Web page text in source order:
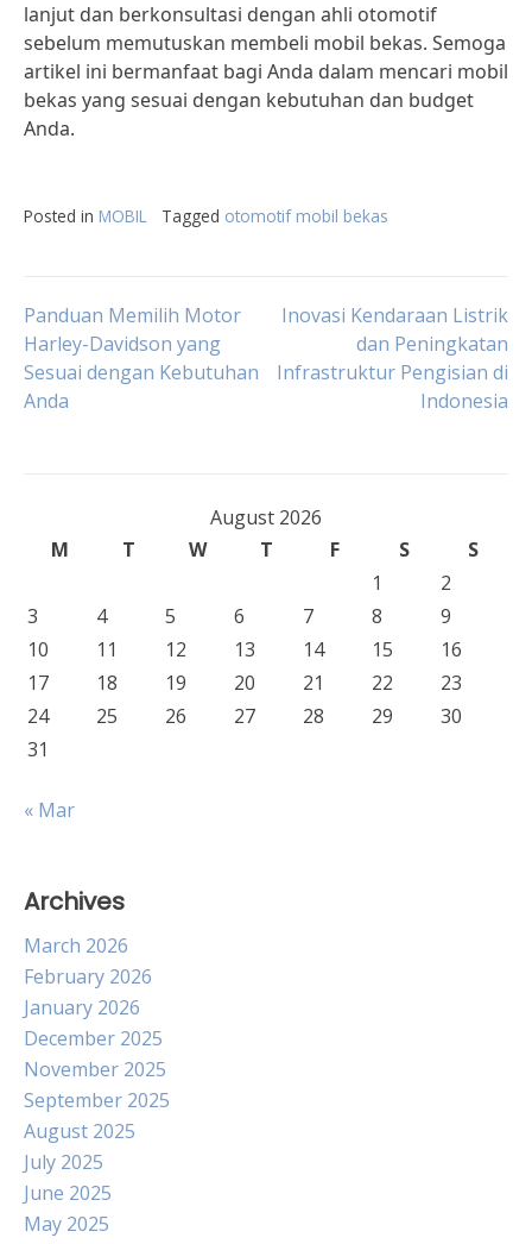
lanjut dan berkonsultasi dengan ahli otomotif
sebelum memutuskan membeli mobil bekas. Semoga
artikel ini bermanfaat bagi Anda dalam mencari mobil
bekas yang sesuai dengan kebutuhan dan budget
Anda.
Posted in MOBIL Tagged otomotif mobil bekas
Post
navigation
Panduan Memilih Motor
Harley-Davidson yang
Sesuai dengan Kebutuhan
Anda
Inovasi Kendaraan Listrik
dan Peningkatan
Infrastruktur Pengisian di
Indonesia
August 2026
M
T W T F S
S
1
2
3
4 5 6 7 8
9
10
11 12 13 14 15
16
17
18 19 20 21 22
23
24
25 26 27 28 29
30
31
« Mar
Archives
March 2026
February 2026
January 2026
December 2025
November 2025
September 2025
August 2025
July 2025
June 2025
May 2025